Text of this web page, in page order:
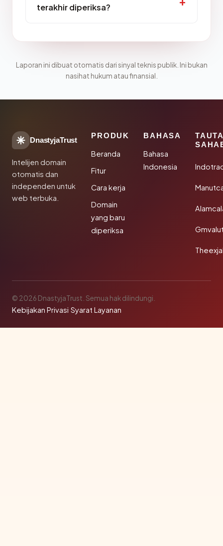
terakhir diperiksa?
Laporan ini dibuat otomatis dari sinyal teknis publik. Ini bukan
nasihat hukum atau finansial.
DnastyjaTrust
Intelijen domain
otomatis dan
independen untuk
web terbuka.
PRODUK
Beranda
Fitur
Cara kerja
Domain
yang baru
diperiksa
BAHASA
Bahasa
Indonesia
© 2026 DnastyjaTrust. Semua hak dilindungi.
Kebijakan Privasi·Syarat Layanan